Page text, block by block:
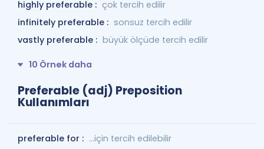
highly preferable : çok tercih edilir
infinitely preferable : sonsuz tercih edilir
vastly preferable : büyük ölçüde tercih edilir
10 Örnek daha
Preferable (adj) Preposition
Kullanımları
preferable for : ...için tercih edilebilir